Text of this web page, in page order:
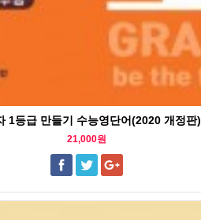
1등급 만들기 수능영단어(2020 개정판)
21,000원